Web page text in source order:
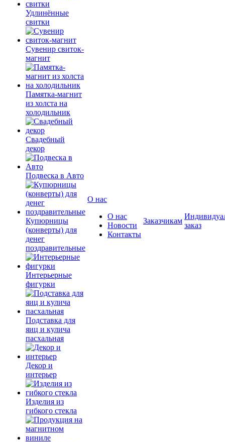
Удлинённые
свитки
Сувенир свиток-
магнит
Памятка-магнит
из холста на
холодильник
Свадебный
декор
Подвеска в Авто
Купюрницы
(конверты) для
денег
поздравительные
Интерьерные
фигурки
Подставка для
яиц и кулича
пасхальная
Декор и
интерьер
Изделия из
гибкого стекла
О нас
О нас
Новости
Контакты
Заказчикам
заказ